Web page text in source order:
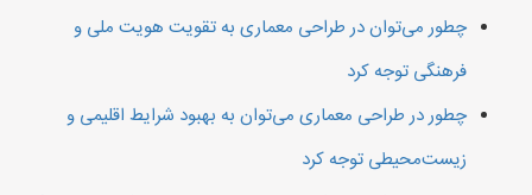
چطور می‌توان در طراحی معماری به تقویت هویت ملی و
فرهنگی توجه کرد
چطور در طراحی معماری می‌توان به بهبود شرایط اقلیمی و
زیست‌محیطی توجه کرد